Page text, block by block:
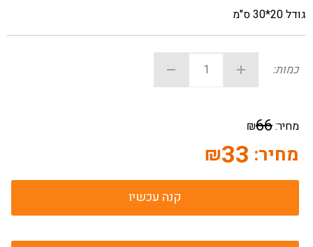
גודל 20*30 ס"מ
כמות:
מחיר:66
₪
מחיר: 33
₪
קנה עכשיו